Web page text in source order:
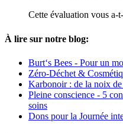
Cette évaluation vous a-
À lire sur notre blog:
Burt‘s Bees - Pour un
Zéro-Déchet &
Karbonoir : de la noix
Pleine conscience - 5
soins
Dons pour la Journée